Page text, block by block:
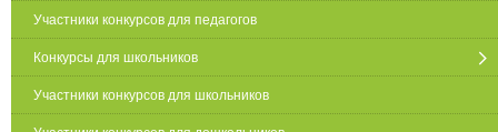
Участники конкурсов для педагогов
Конкурсы для школьников
Участники конкурсов для школьников